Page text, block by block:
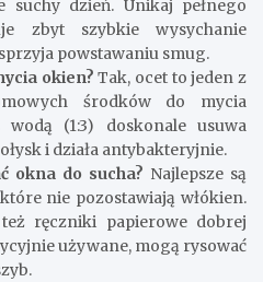
suchy dzień. Unikaj pełnego
zbyt szybkie wysychanie
powstawaniu smug.
okien? Tak, ocet to jeden z
środków do mycia
(1:3) doskonale usuwa
i działa antybakteryjnie.
okna do sucha? Najlepsze są
nie pozostawiają włókien.
ręczniki papierowe dobrej
używane, mogą rysować